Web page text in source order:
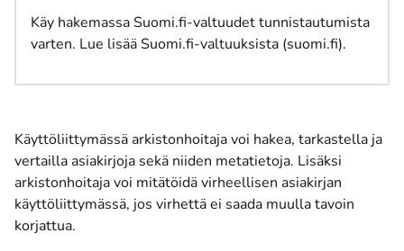
Käy hakemassa Suomi.fi-valtuudet tunnistautumista
varten. Lue lisää Suomi.fi-valtuuksista (suomi.fi)(avautuu
.
Käyttöliittymässä arkistonhoitaja voi hakea, tarkastella ja
vertailla asiakirjoja sekä niiden metatietoja. Lisäksi
arkistonhoitaja voi mitätöidä virheellisen asiakirjan
käyttöliittymässä, jos virhettä ei saada muulla tavoin
korjattua.